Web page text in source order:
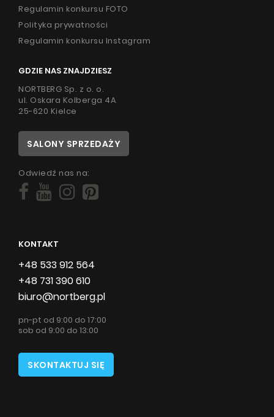
Regulamin konkursu FOTO
Polityka prywatności
Regulamin konkursu Instagram
GDZIE NAS ZNAJDZIESZ
NORTBERG Sp. z o. o.
ul. Oskara Kolberga 4A
25-620 Kielce
SALONY SPRZEDAŻY
Odwiedź nas na:
KONTAKT
+48 533 912 564
+48 731 390 610
biuro@nortberg.pl
pn-pt od 9:00 do 17:00
sob od 9:00 do 13:00
SKONTAKTUJ SIĘ